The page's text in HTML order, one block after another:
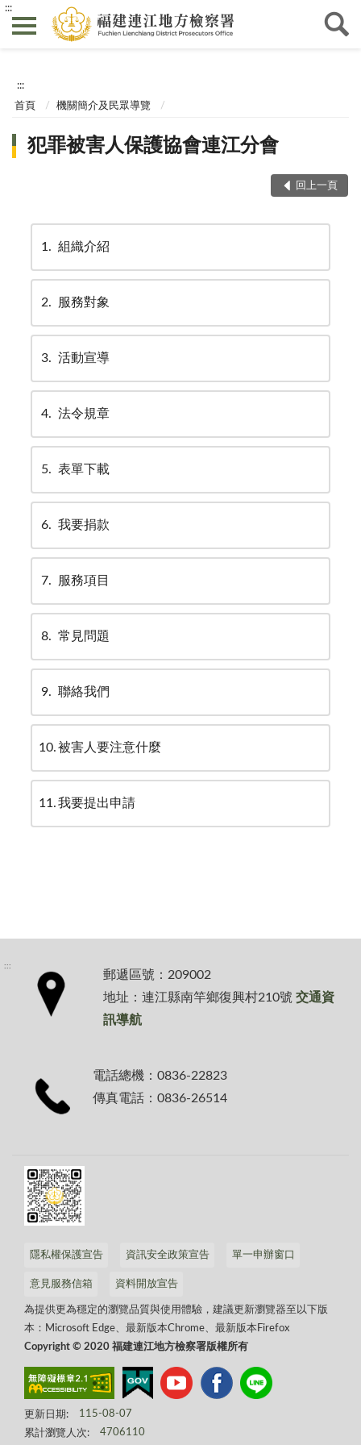
:::
:::
首頁 機關簡介及民眾導覽
犯罪被害人保護協會連江分會
回上一頁
1 組織介紹
2 服務對象
3 活動宣導
4 法令規章
5 表單下載
6 我要捐款
7 服務項目
8 常見問題
9 聯絡我們
10 被害人要注意什麼
11 我要提出申請
:::
郵遞區號：209002
地址：連江縣南竿鄉復興村210號 交通資
訊導航
電話總機：0836-22823
傳真電話：0836-26514
隱私權保護宣告 資訊安全政策宣告 單一申辦窗口
意見服務信箱 資料開放宣告
為提供更為穩定的瀏覽品質與使用體驗，建議更新瀏覽器至以下版
本：Microsoft Edge、最新版本Chrome、最新版本Firefox
Copyright © 2020 福建連江地方檢察署版權所有
更新日期:
115-08-07
累計瀏覽人次:
4706110